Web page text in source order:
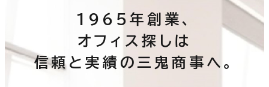
1965年創業、
オフィス探しは
信頼と実績の三鬼商事へ。